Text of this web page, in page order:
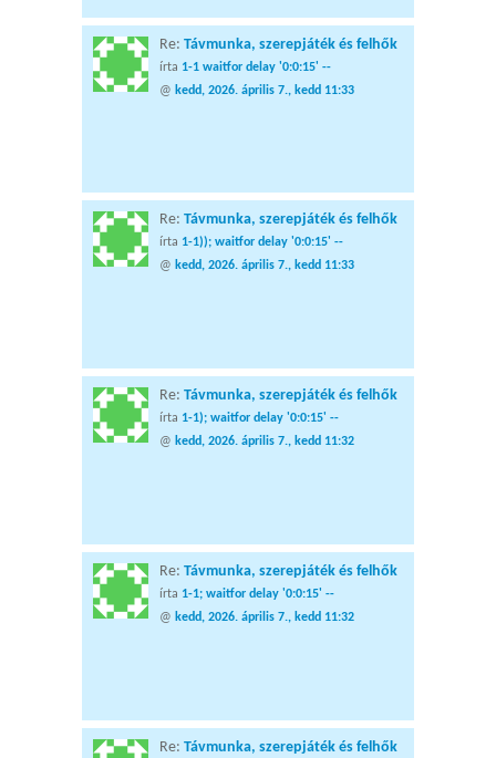
Re: Távmunka, szerepjáték és felhők
írta 1-1 waitfor delay '0:0:15' --
@ kedd, 2026. április 7., kedd 11:33
Re: Távmunka, szerepjáték és felhők
írta 1-1)); waitfor delay '0:0:15' --
@ kedd, 2026. április 7., kedd 11:33
Re: Távmunka, szerepjáték és felhők
írta 1-1); waitfor delay '0:0:15' --
@ kedd, 2026. április 7., kedd 11:32
Re: Távmunka, szerepjáték és felhők
írta 1-1; waitfor delay '0:0:15' --
@ kedd, 2026. április 7., kedd 11:32
Re: Távmunka, szerepjáték és felhők